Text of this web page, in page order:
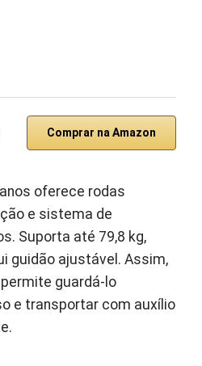
Comprar na Amazon
oferece rodas
e sistema de
Suporta até 79,8 kg,
guidão ajustável. Assim,
guardá-lo
e transportar com auxílio